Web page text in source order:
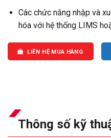
Các chức năng nhập và
hóa với hệ thống LIMS
LIÊN HỆ MUA HÀNG
Thông số kỹ